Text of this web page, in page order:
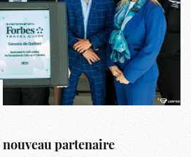
nouveau partenaire